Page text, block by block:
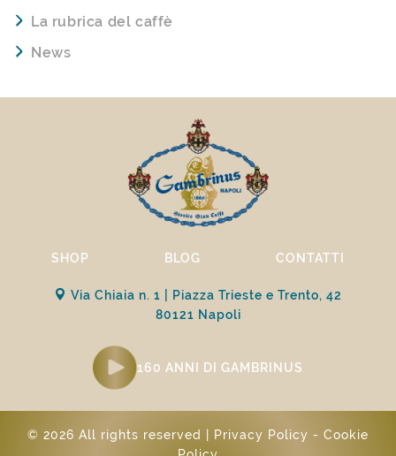
La rubrica del caffè
News
SHOP BLOG CONTATTI
Via Chiaia n. 1 | Piazza Trieste e Trento, 42
80121 Napoli
160 ANNI DI GAMBRINUS
© 2026 All rights reserved | Privacy Policy - Cookie